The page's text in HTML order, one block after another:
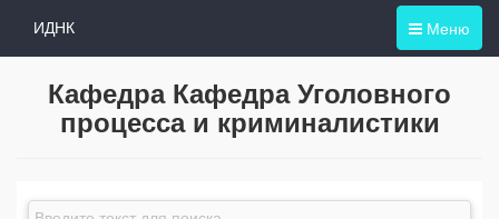
Меню
ИДНК
Кафедра Кафедра Уголовного
процесса и криминалистики